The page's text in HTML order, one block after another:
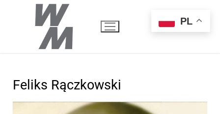
Feliks Rączkowski
PL